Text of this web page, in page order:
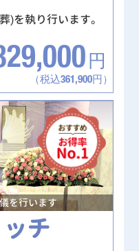
)を執り行います。
円
（税込361,900円）
を行います
チ